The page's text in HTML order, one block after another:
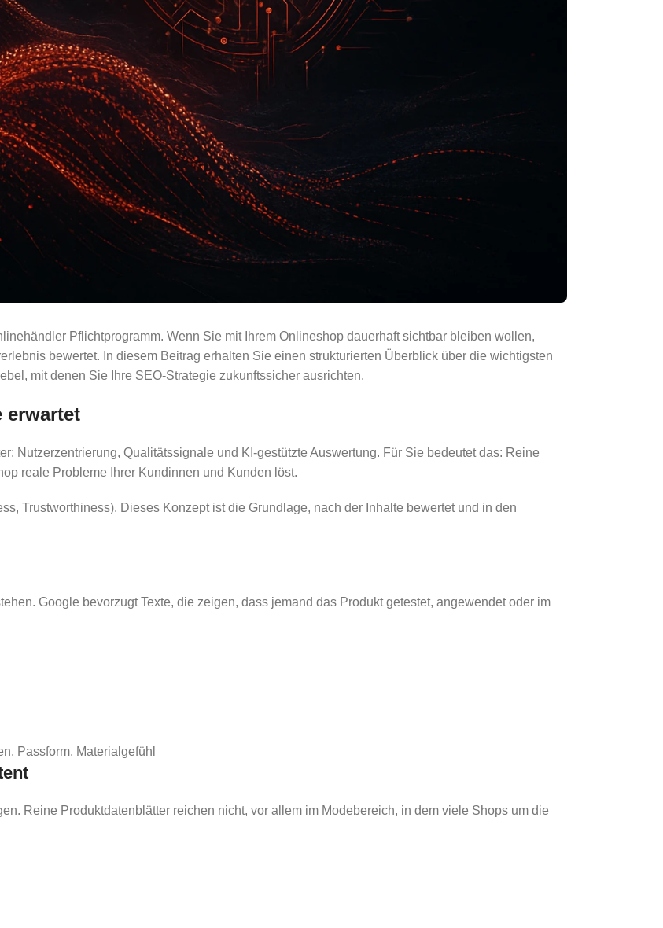
Pflichtprogramm. Wenn Sie mit Ihrem Onlineshop dauerhaft sichtbar bleiben wollen,
bewertet. In diesem Beitrag erhalten Sie einen strukturierten Überblick über die wichtigsten
mit denen Sie Ihre SEO-Strategie zukunftssicher ausrichten.
erwartet
Nutzerzentrierung, Qualitätssignale und KI-gestützte Auswertung. Für Sie bedeutet das: Reine
reale Probleme Ihrer Kundinnen und Kunden löst.
Trustworthiness). Dieses Konzept ist die Grundlage, nach der Inhalte bewertet und in den
Google bevorzugt Texte, die zeigen, dass jemand das Produkt getestet, angewendet oder im
Passform, Materialgefühl
Reine Produktdatenblätter reichen nicht, vor allem im Modebereich, in dem viele Shops um die